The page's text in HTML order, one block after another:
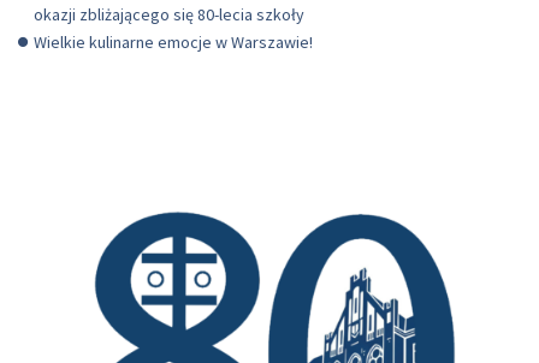
okazji zbliżającego się 80-lecia szkoły
Wielkie kulinarne emocje w Warszawie!